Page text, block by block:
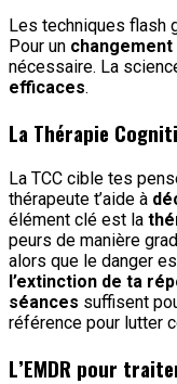
Les techniques flash
Pour un changement
nécessaire. La
efficaces.
La Thérapie
La TCC cible tes
thérapeute t’aide à
élément clé est la
peurs de manière
alors que le danger
l’extinction de ta
séances suffisent
référence pour lutter
L’EMDR pour